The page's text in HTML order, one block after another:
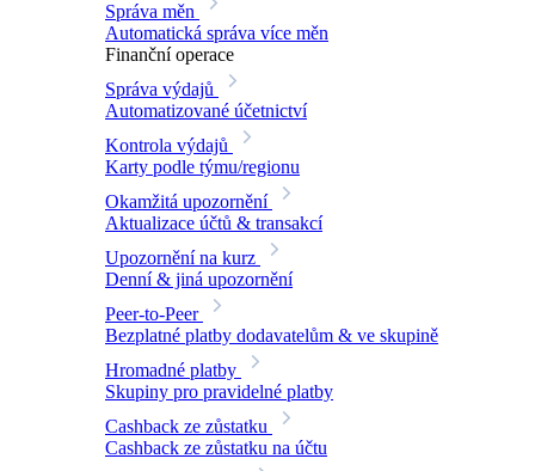
Správa měn
Automatická správa více měn
Finanční operace
Správa výdajů
Automatizované účetnictví
Kontrola výdajů
Karty podle týmu/regionu
Okamžitá upozornění
Aktualizace účtů & transakcí
Upozornění na kurz
Denní & jiná upozornění
Peer-to-Peer
Bezplatné platby dodavatelům & ve skupině
Hromadné platby
Skupiny pro pravidelné platby
Cashback ze zůstatku
Cashback ze zůstatku na účtu